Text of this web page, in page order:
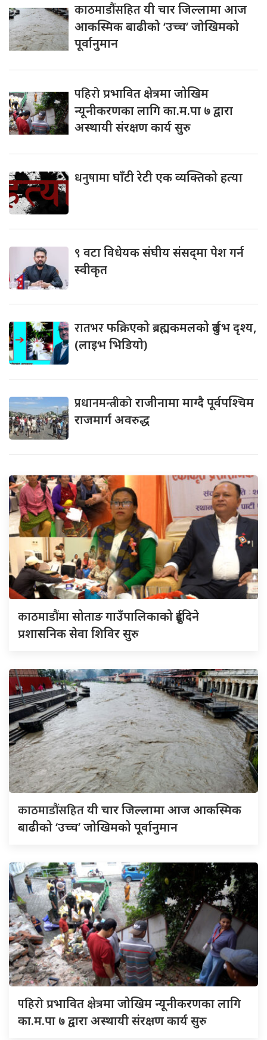
काठमाडौंसहितयी चार जिल्लामा आज
आकस्मिक बाढीको ‘उच्च’ जोखिमको
पूर्वानुमान
पहिरोप्रभावित क्षेत्रमा जोखिम
न्यूनीकरणका लागि का.म.पा ७ द्वारा
अस्थायी संरक्षण कार्य सुरु
धनुषामाघाँटी रेटी एक व्यक्तिको हत्या
९ वटा विधेयक संघीय संसद्‌मा पेश गर्न
स्वीकृत
रातभरफक्रिएको ब्रह्मकमलको दुर्लभ दृश्य,
(लाइभ भिडियो)
प्रधानमन्त्रीकोराजीनामा माग्दै पूर्वपश्चिम
राजमार्ग अवरुद्ध
काठमाडौंमासोताङ गाउँपालिकाको दुईदिने
प्रशासनिक सेवा शिविर सुरु
काठमाडौंसहितयी चार जिल्लामा आज आकस्मिक
बाढीको ‘उच्च’ जोखिमको पूर्वानुमान
पहिरोप्रभावित क्षेत्रमा जोखिम न्यूनीकरणका लागि
का.म.पा ७ द्वारा अस्थायी संरक्षण कार्य सुरु